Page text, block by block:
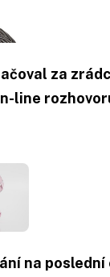
za
line
na poslední